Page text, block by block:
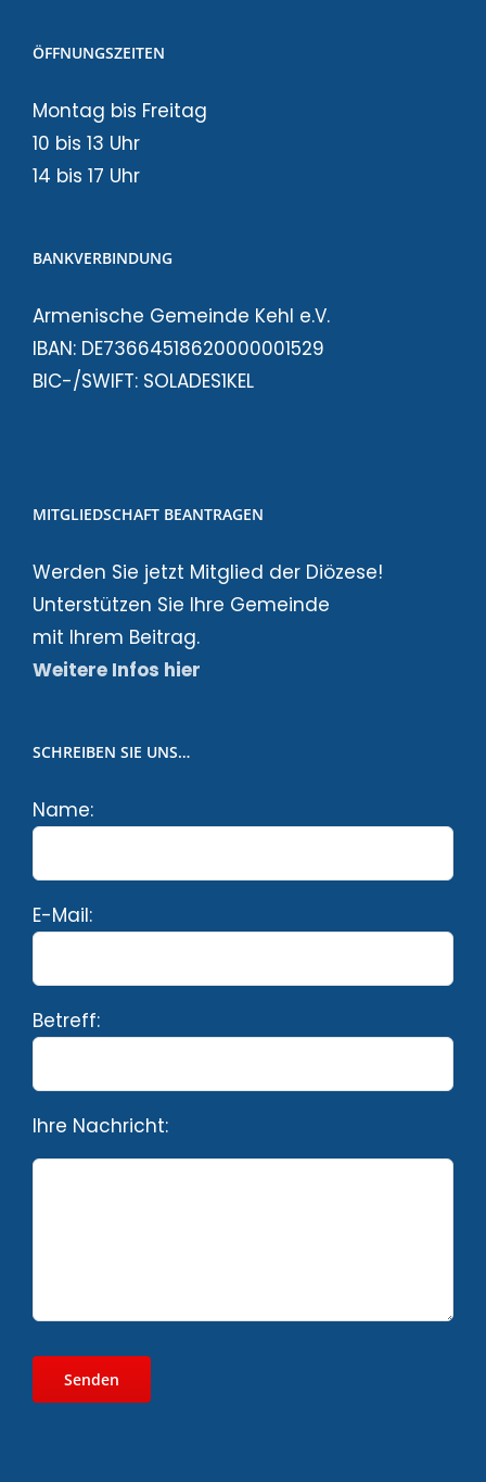
ÖFFNUNGSZEITEN
Montag bis Freitag
10 bis 13 Uhr
14 bis 17 Uhr
BANKVERBINDUNG
Armenische Gemeinde Kehl e.V.
IBAN: DE73664518620000001529
BIC-/SWIFT: SOLADES1KEL
MITGLIEDSCHAFT BEANTRAGEN
Werden Sie jetzt Mitglied der Diözese!
Unterstützen Sie Ihre Gemeinde
mit Ihrem Beitrag.
Weitere Infos hier
SCHREIBEN SIE UNS…
Name:
E-Mail:
Betreff:
Ihre Nachricht: